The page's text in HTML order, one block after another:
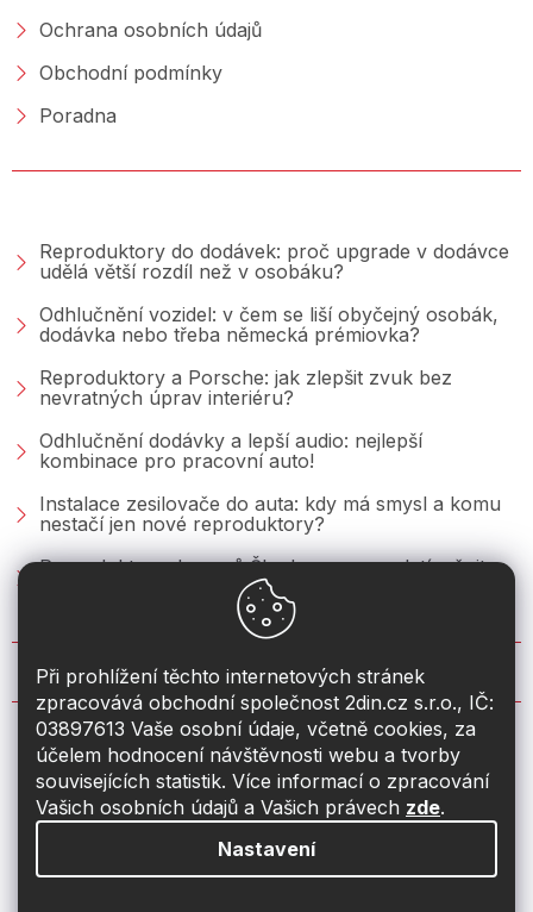
Při prohlížení těchto internetových stránek
zpracovává obchodní společnost 2din.cz s.r.o., IČ:
03897613 Vaše osobní údaje, včetně cookies, za
účelem hodnocení návštěvnosti webu a tvorby
souvisejících statistik. Více informací o zpracování
Vašich osobních údajů a Vašich právech zde.
Nastavení
Ochrana osobních údajů
Obchodní podmínky
Poradna
Reproduktory do dodávek: proč upgrade v dodávce
udělá větší rozdíl než v osobáku?
Odhlučnění vozidel: v čem se liší obyčejný osobák,
dodávka nebo třeba německá prémiovka?
Reproduktory a Porsche: jak zlepšit zvuk bez
nevratných úprav interiéru?
Odhlučnění dodávky a lepší audio: nejlepší
kombinace pro pracovní auto!
Instalace zesilovače do auta: kdy má smysl a komu
nestačí jen nové reproduktory?
Reproduktory do vozů Škoda: co se vyplatí měnit u
Fabie, Octavie a Superbu?
KONTAKT
info@2din.cz
774 19 55 33